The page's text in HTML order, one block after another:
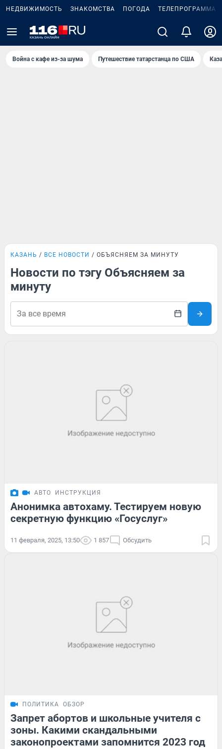
НЕДВИЖИМОСТЬ ЗНАКОМСТВА ПОГОДА ТЕЛЕПРОГРАММА
Война с кафе из-за шума Путешествие татарстанца по США
КАЗАНЬ ВСЕ НОВОСТИ ОБЪЯСНЯЕМ ЗА МИНУТУ
Новости по тэгу Объясняем за
минуту
АВТО ИНСТРУКЦИЯ
Анонимка автохаму. Тестируем новую
секретную функцию «Госуслуг»
11 февраля, 2025, 13:50 1 857 Обсудить
ПОЛИТИКА ОБЗОР
Запрет абортов и школьные учителя с
зоны. Какими скандальными
законопроектами запомнится 2023 год